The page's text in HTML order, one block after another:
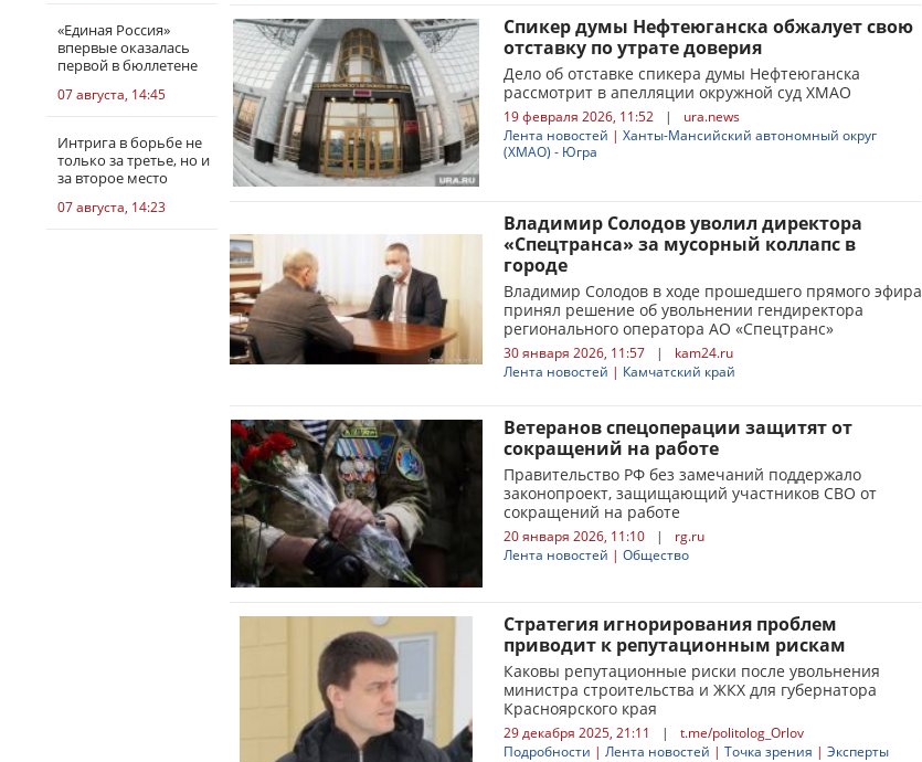
«Единая Россия»
впервые оказалась
первой в бюллетене
07 августа, 14:45
Интрига в борьбе не
только за третье, но и
за второе место
07 августа, 14:23
Спикер думы Нефтеюганска обжалует свою
отставку по утрате доверия
Дело об отставке спикера думы Нефтеюганска
рассмотрит в апелляции окружной суд ХМАО
19 февраля 2026, 11:52 |
ura.news
Лента новостей | Ханты-Мансийский автономный округ
(ХМАО) - Югра
Владимир Солодов уволил директора
«Спецтранса» за мусорный коллапс в
городе
Владимир Солодов в ходе прошедшего прямого эфира
принял решение об увольнении гендиректора
регионального оператора АО «Спецтранс»
30 января 2026, 11:57 |
kam24.ru
Лента новостей | Камчатский край
Ветеранов спецоперации защитят от
сокращений на работе
Правительство РФ без замечаний поддержало
законопроект, защищающий участников СВО от
сокращений на работе
20 января 2026, 11:10 |
rg.ru
Лента новостей | Общество
Стратегия игнорирования проблем
приводит к репутационным рискам
Каковы репутационные риски после увольнения
министра строительства и ЖКХ для губернатора
Красноярского края
29 декабря 2025, 21:11 |
t.me/politolog_Orlov
Подробности | Лента новостей | Точка зрения | Эксперты